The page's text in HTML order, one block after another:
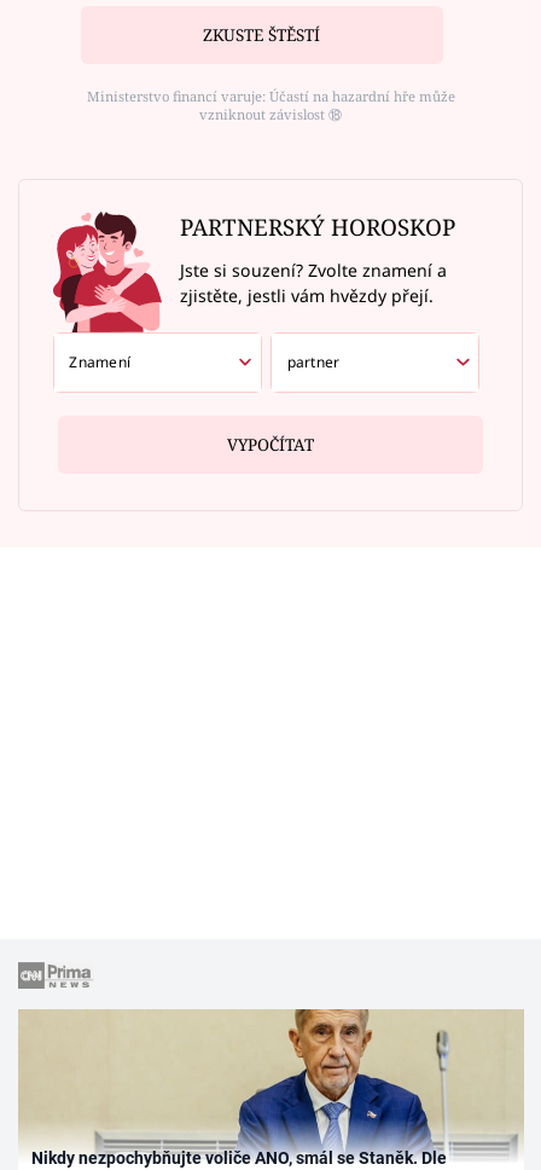
ZKUSTE ŠTĚSTÍ
Ministerstvo financí varuje: Účastí na hazardní hře může
vzniknout závislost ⑱
PARTNERSKÝ HOROSKOP
Jste si souzení? Zvolte znamení a
zjistěte, jestli vám hvězdy přejí.
VYPOČÍTAT
Nikdy nezpochybňujte voliče ANO, smál se Staněk. Dle